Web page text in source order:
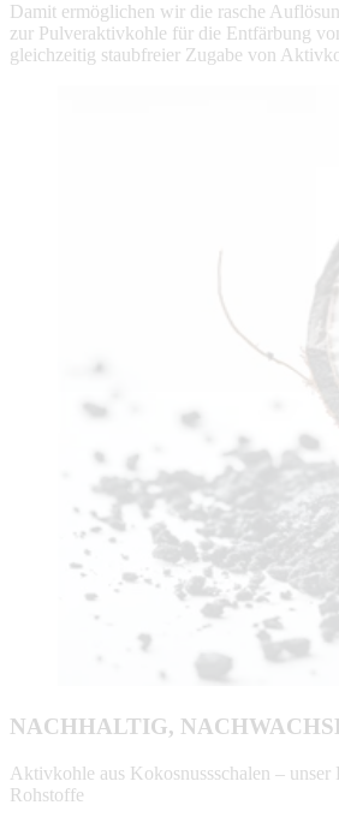
Damit ermöglichen wir die rasche
zur Pulveraktivkohle für die Entfärbung
gleichzeitig staubfreier Zugabe von
NACHHALTIG,
Aktivkohle aus Kokosnussschalen – unser
Rohstoffe